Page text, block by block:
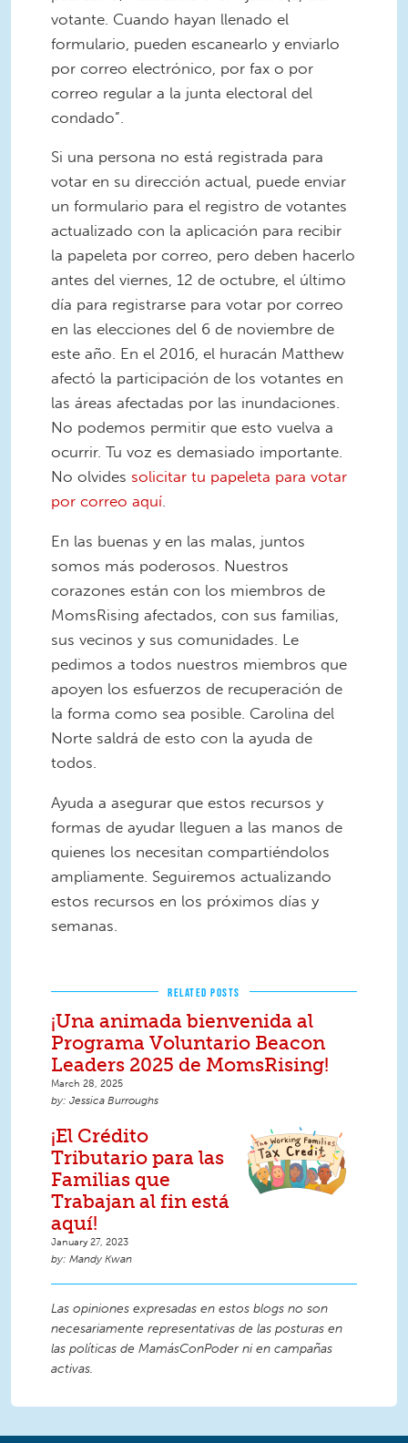
votante. Cuando hayan llenado el
formulario, pueden escanearlo y enviarlo
por correo electrónico, por fax o por
correo regular a la junta electoral del
condado”.
Si una persona no está registrada para
votar en su dirección actual, puede enviar
un formulario para el registro de votantes
actualizado con la aplicación para recibir
la papeleta por correo, pero deben hacerlo
antes del viernes, 12 de octubre, el último
día para registrarse para votar por correo
en las elecciones del 6 de noviembre de
este año. En el 2016, el huracán Matthew
afectó la participación de los votantes en
las áreas afectadas por las inundaciones.
No podemos permitir que esto vuelva a
ocurrir. Tu voz es demasiado importante.
No olvides solicitar tu papeleta para votar
por correo aquí.
En las buenas y en las malas, juntos
somos más poderosos. Nuestros
corazones están con los miembros de
MomsRising afectados, con sus familias,
sus vecinos y sus comunidades. Le
pedimos a todos nuestros miembros que
apoyen los esfuerzos de recuperación de
la forma como sea posible. Carolina del
Norte saldrá de esto con la ayuda de
todos.
Ayuda a asegurar que estos recursos y
formas de ayudar lleguen a las manos de
quienes los necesitan compartiéndolos
ampliamente. Seguiremos actualizando
estos recursos en los próximos días y
semanas.
RELATED POSTS
¡Una animada bienvenida al
Programa Voluntario Beacon
Leaders 2025 de MomsRising!
March 28, 2025
Jessica Burroughs
¡El Crédito
Tributario para las
Familias que
Trabajan al fin está
aquí!
January 27, 2023
Mandy Kwan
Las opiniones expresadas en estos blogs no son
necesariamente representativas de las posturas en
las políticas de MamásConPoder ni en campañas
activas.